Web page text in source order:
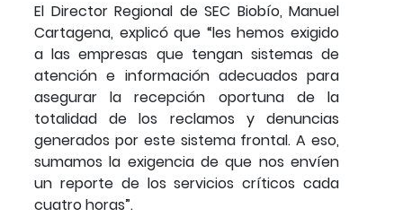
El Director Regional de SEC Biobío, Manuel
Cartagena, explicó que “les hemos exigido
a las empresas que tengan sistemas de
atención e información adecuados para
asegurar la recepción oportuna de la
totalidad de los reclamos y denuncias
generados por este sistema frontal. A eso,
sumamos la exigencia de que nos envíen
un reporte de los servicios críticos cada
cuatro horas”.